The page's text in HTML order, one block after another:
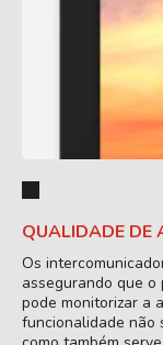
QUALIDADE DE
Os
assegurando que
pode monitorizar a
funcionalidade não